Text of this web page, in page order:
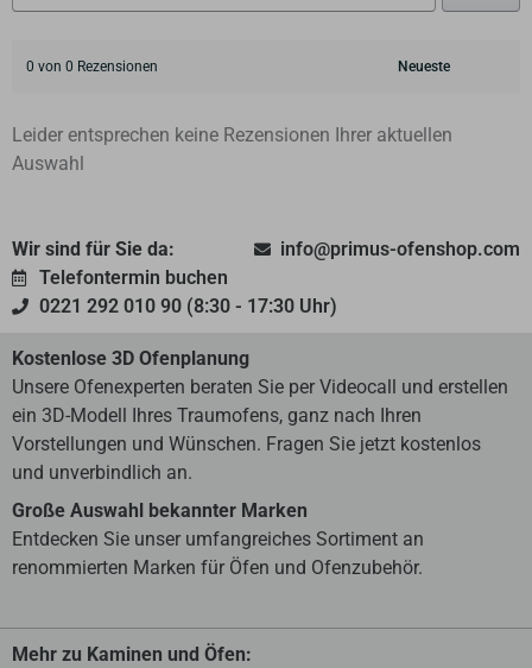
0 von 0 Rezensionen
Leider entsprechen keine Rezensionen Ihrer aktuellen
Auswahl
Wir sind für Sie da:
info@primus-ofenshop.com
Telefontermin buchen
0221 292 010 90 (8:30 - 17:30 Uhr)
Kostenlose 3D Ofenplanung
Unsere Ofenexperten beraten Sie per Videocall und erstellen
ein 3D-Modell Ihres Traumofens, ganz nach Ihren
Vorstellungen und Wünschen. Fragen Sie jetzt kostenlos
und unverbindlich an.
Große Auswahl bekannter Marken
Entdecken Sie unser umfangreiches Sortiment an
renommierten Marken für Öfen und Ofenzubehör.
Mehr zu Kaminen und Öfen: